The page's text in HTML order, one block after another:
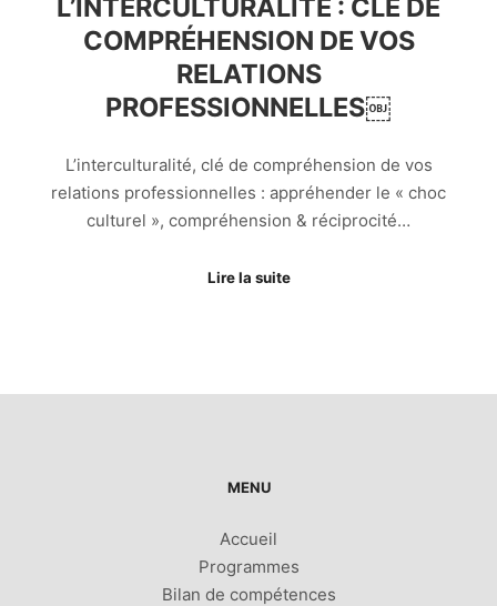
L’INTERCULTURALITÉ : CLÉ DE
COMPRÉHENSION DE VOS
RELATIONS
PROFESSIONNELLES￼
L’interculturalité, clé de compréhension de vos
relations professionnelles : appréhender le « choc
culturel », compréhension & réciprocité…
Lire la suite
MENU
Accueil
Programmes
Bilan de compétences